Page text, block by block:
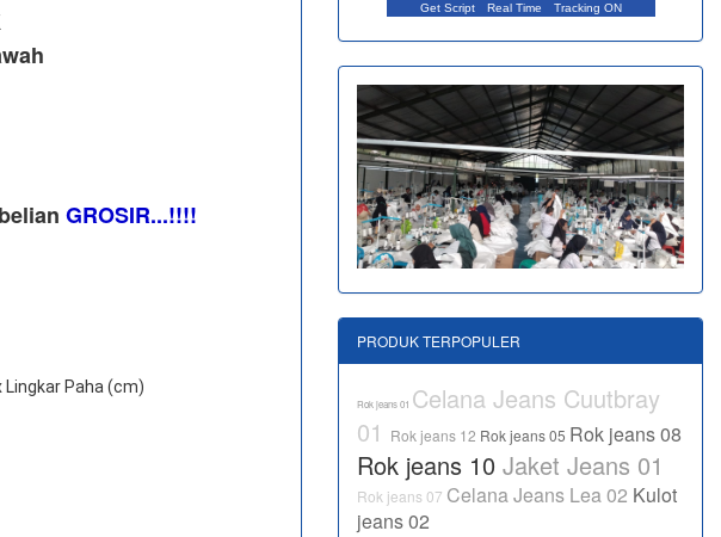
GROSIR...!!!!
Lingkar Paha (cm)
Get Script Real Time Tracking ON
PRODUK TERPOPULER
Rok jeans 01 Celana Jeans Cuutbray
01
Rok jeans 12 Rok jeans 05 Rok jeans 08
Rok jeans 10 Jaket Jeans 01
Rok jeans 07 Celana Jeans Lea 02 Kulot
jeans 02